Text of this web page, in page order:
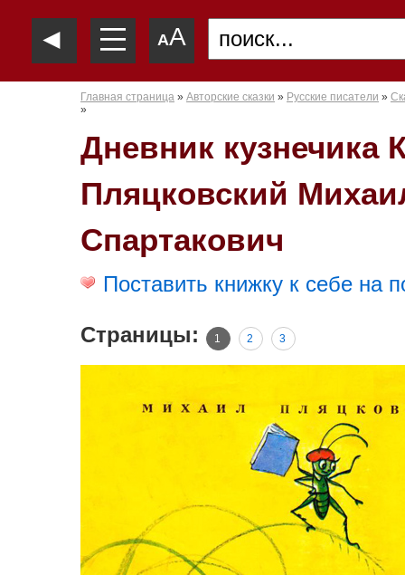
◄ —
—
— AA
Главная страница » Авторские сказки » Русские писатели »
»
Дневник кузнечика
Пляцковский
Спартакович
Поставить книжку к себе на
Страницы: 1 2 3